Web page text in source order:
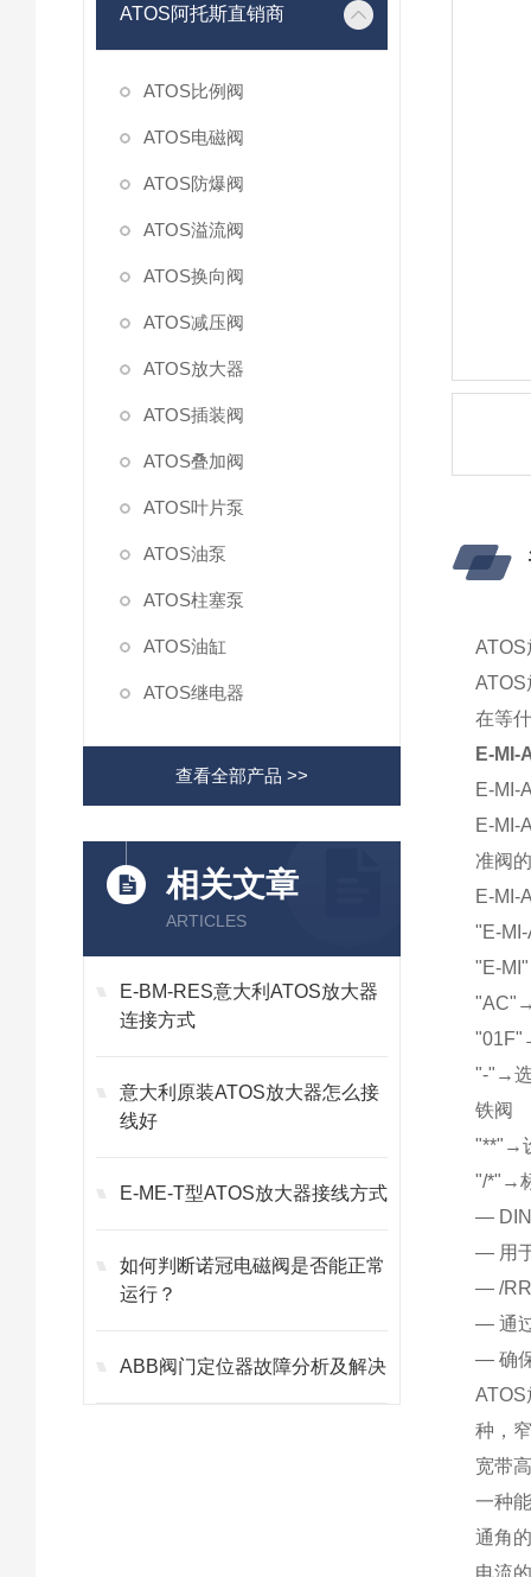
ATOS阿托斯直销商
ATOS比例阀
ATOS电磁阀
ATOS防爆阀
ATOS溢流阀
ATOS换向阀
ATOS减压阀
ATOS放大器
ATOS插装阀
ATOS叠加阀
ATOS叶片泵
ATOS油泵
ATOS柱塞泵
ATOS油缸
ATOS继电器
查看全部产品 >>
相关文章
ARTICLES
E-BM-RES意大利ATOS放大器
连接方式
意大利原装ATOS放大器怎么接
线好
E-ME-T型ATOS放大器接线方式
如何判断诺冠电磁阀是否能正常
运行？
ABB阀门定位器故障分析及解决
在等
E-MI-
E-MI-
E-MI-
准阀
E-MI-
"E-
"E-
"-"→选
铁阀
"**"→
"/*"→
— DIN
— 用
— /RR
— 通
— 确
种，
宽带
一种
通角
电流